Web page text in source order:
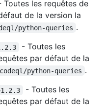
Toutes les requêtes de
de la version la
python-queries .
- Toutes les
par défaut de la
codeql/python-queries .
- Toutes les
par défaut de la